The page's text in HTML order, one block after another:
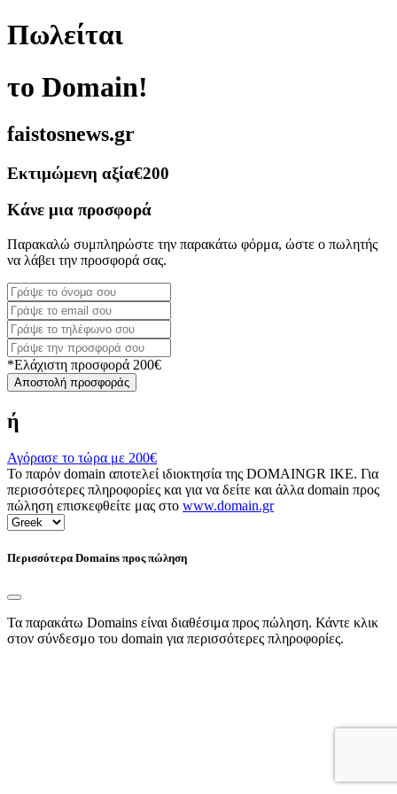
Πωλείται
το Domain!
faistosnews.gr
Εκτιμώμενη αξία€200
Κάνε μια προσφορά
Παρακαλώ συμπληρώστε την παρακάτω φόρμα, ώστε ο πωλητής
να λάβει την προσφορά σας.
*Ελάχιστη προσφορά 200€
Αποστολή προσφοράς
ή
Αγόρασε το τώρα με 200€
Το παρόν domain αποτελεί ιδιοκτησία της DOMAINGR ΙΚΕ. Για
περισσότερες πληροφορίες και για να δείτε και άλλα domain προς
πώληση επισκεφθείτε μας στο www.domain.gr
Περισσότερα Domains προς πώληση
Τα παρακάτω Domains είναι διαθέσιμα προς πώληση. Κάντε κλικ
στον σύνδεσμο του domain για περισσότερες πληροφορίες.